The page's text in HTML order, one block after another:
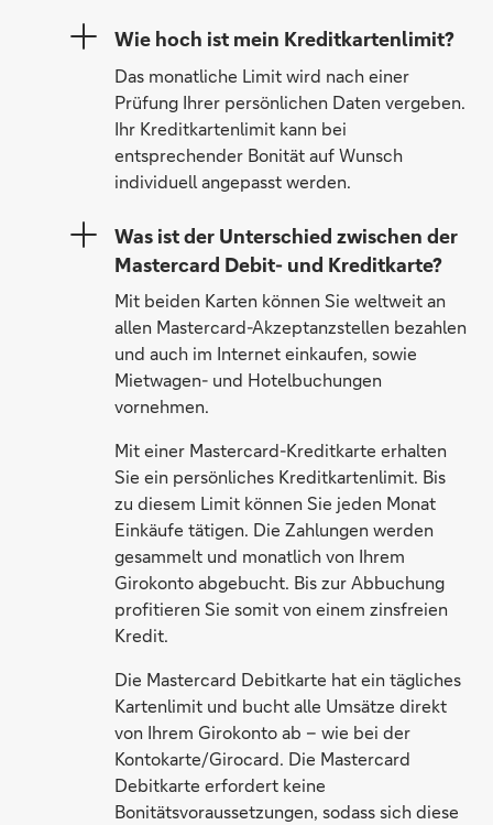
Wie hoch ist mein Kreditkartenlimit?
Das monatliche Limit wird nach einer
Prüfung Ihrer persönlichen Daten vergeben.
Ihr Kreditkartenlimit kann bei
entsprechender Bonität auf Wunsch
individuell angepasst werden.
Was ist der Unterschied zwischen der
Mastercard Debit- und Kreditkarte?
Mit beiden Karten können Sie weltweit an
allen Mastercard-Akzeptanzstellen bezahlen
und auch im Internet einkaufen, sowie
Mietwagen- und Hotelbuchungen
vornehmen.
Mit einer Mastercard-Kreditkarte erhalten
Sie ein persönliches Kreditkartenlimit. Bis
zu diesem Limit können Sie jeden Monat
Einkäufe tätigen. Die Zahlungen werden
gesammelt und monatlich von Ihrem
Girokonto abgebucht. Bis zur Abbuchung
profitieren Sie somit von einem zinsfreien
Kredit.
Die Mastercard Debitkarte hat ein tägliches
Kartenlimit und bucht alle Umsätze direkt
von Ihrem Girokonto ab – wie bei der
Kontokarte/Girocard. Die Mastercard
Debitkarte erfordert keine
Bonitätsvoraussetzungen, sodass sich diese